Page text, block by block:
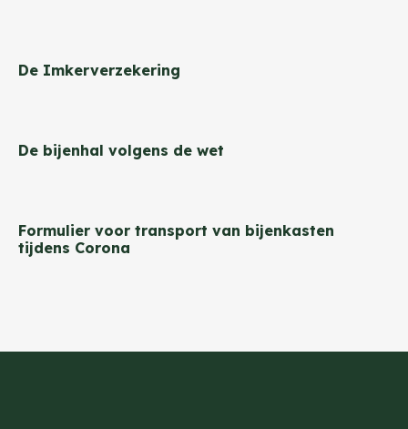
De Imkerverzekering
De bijenhal volgens de wet
Formulier voor transport van bijenkasten
tijdens Corona